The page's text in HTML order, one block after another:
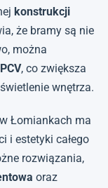
konstrukcji
że bramy są nie
można
, co zwiększa
wnętrza.
Łomiankach ma
i estetyki całego
rozwiązania,
oraz